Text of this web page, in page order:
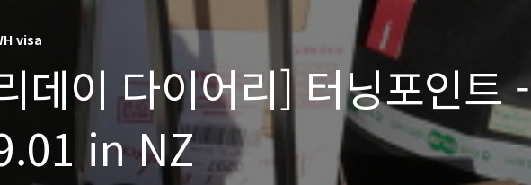
visa
데이 다이어리] 터닝포인트 -
in NZ